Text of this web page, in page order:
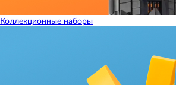
Коллекционные наборы